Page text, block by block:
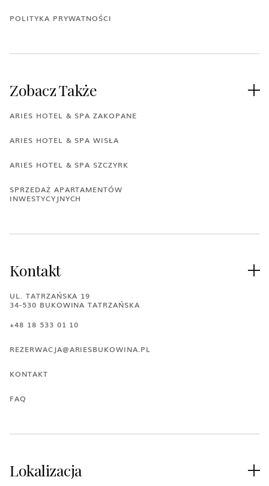
POLITYKA PRYWATNOŚCI
Zobacz Także 
ARIES HOTEL & SPA ZAKOPANE
ARIES HOTEL & SPA WISŁA
ARIES HOTEL & SPA SZCZYRK
SPRZEDAŻ APARTAMENTÓW
INWESTYCYJNYCH
Kontakt 
UL. TATRZAŃSKA 19
34-530 BUKOWINA TATRZAŃSKA
+48 18 533 01 10
REZERWACJA@ARIESBUKOWINA.PL
KONTAKT
FAQ
Lokalizacja 